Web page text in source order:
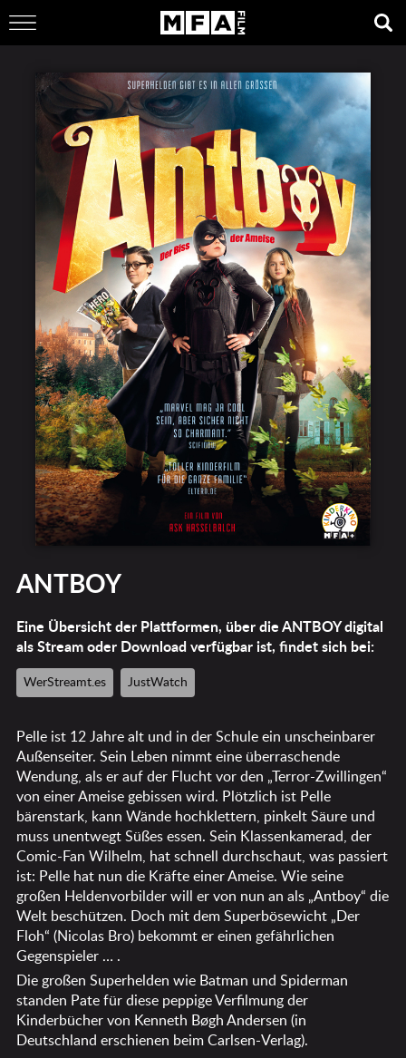
ANTBOY
Eine Übersicht der Plattformen, über die ANTBOY digital
als Stream oder Download verfügbar ist, findet sich bei:
WerStreamt.es JustWatch
Pelle ist 12 Jahre alt und in der Schule ein unscheinbarer
Außenseiter. Sein Leben nimmt eine überraschende
Wendung, als er auf der Flucht vor den „Terror-Zwillingen“
von einer Ameise gebissen wird. Plötzlich ist Pelle
bärenstark, kann Wände hochklettern, pinkelt Säure und
muss unentwegt Süßes essen. Sein Klassenkamerad, der
Comic-Fan Wilhelm, hat schnell durchschaut, was passiert
ist: Pelle hat nun die Kräfte einer Ameise. Wie seine
großen Heldenvorbilder will er von nun an als „Antboy“ die
Welt beschützen. Doch mit dem Superbösewicht „Der
Floh“ (Nicolas Bro) bekommt er einen gefährlichen
Gegenspieler … .
Die großen Superhelden wie Batman und Spiderman
standen Pate für diese peppige Verfilmung der
Kinderbücher von Kenneth Bøgh Andersen (in
Deutschland erschienen beim Carlsen-Verlag).